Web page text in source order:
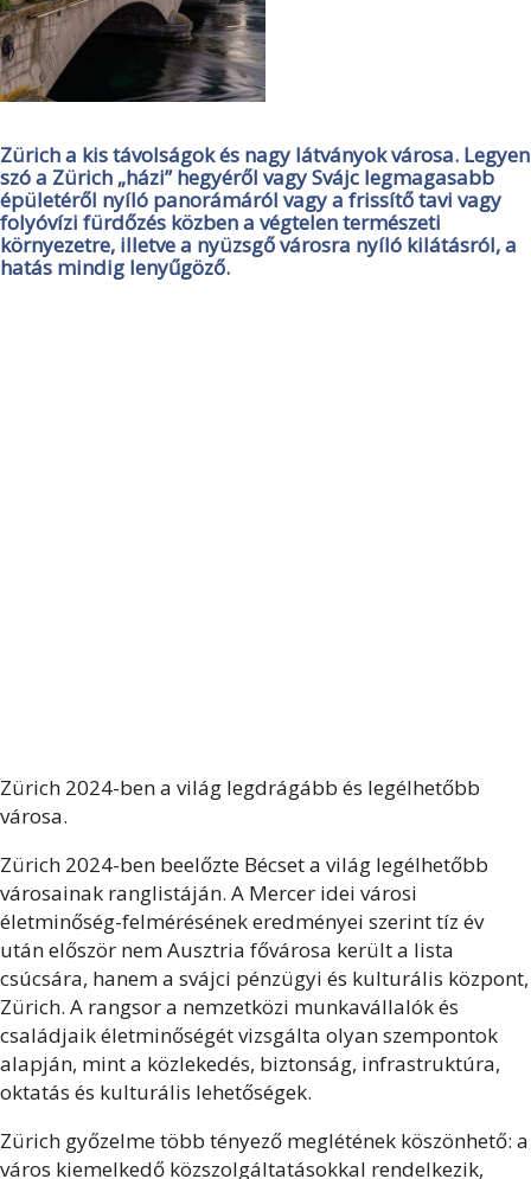
Zürich a kis távolságok és nagy látványok városa. Legyen
szó a Zürich „házi” hegyéről vagy Svájc legmagasabb
épületéről nyíló panorámáról vagy a frissítő tavi vagy
folyóvízi fürdőzés közben a végtelen természeti
környezetre, illetve a nyüzsgő városra nyíló kilátásról, a
hatás mindig lenyűgöző.
Zürich 2024-ben a világ legdrágább és legélhetőbb
városa.
Zürich 2024-ben beelőzte Bécset a világ legélhetőbb
városainak ranglistáján. A Mercer idei városi
életminőség-felmérésének eredményei szerint tíz év
után először nem Ausztria fővárosa került a lista
csúcsára, hanem a svájci pénzügyi és kulturális központ,
Zürich. A rangsor a nemzetközi munkavállalók és
családjaik életminőségét vizsgálta olyan szempontok
alapján, mint a közlekedés, biztonság, infrastruktúra,
oktatás és kulturális lehetőségek.
Zürich győzelme több tényező meglétének köszönhető: a
város kiemelkedő közszolgáltatásokkal rendelkezik,